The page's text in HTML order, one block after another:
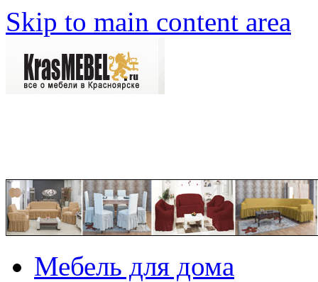
Skip to main content area
Мебель для дома